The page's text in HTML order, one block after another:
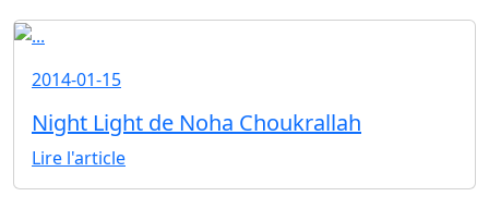
2014-01-15
Night Light de Noha Choukrallah
Lire l'article